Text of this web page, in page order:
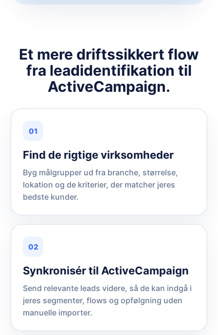
Et mere driftssikkert flow
fra leadidentifikation til
ActiveCampaign.
01
Find de rigtige virksomheder
Byg målgrupper ud fra branche, størrelse,
lokation og de kriterier, der matcher jeres
bedste kunder.
02
Synkronisér til ActiveCampaign
Send relevante leads videre, så de kan indgå i
jeres segmenter, flows og opfølgning uden
manuelle importer.